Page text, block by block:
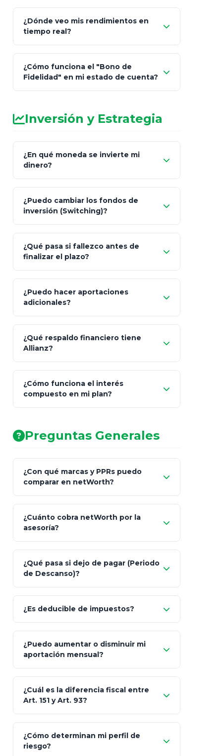
"Link
de Cobro Seguro"
¿Dónde veo mis rendimientos en
tiempo real?
¿Cómo funciona el "Bono de
Fidelidad" en mi estado de cuenta?
Inversión y Estrategia
¿En qué moneda se invierte mi
dinero?
inflación), Dólares o Euros
¿Puedo cambiar los fondos de
inversión (Switching)?
"Switching" (cambio de fondos)
¿Qué pasa si fallezco antes de
finalizar el plazo?
100% a tus
beneficiarios designados
¿Puedo hacer aportaciones
adicionales?
¿Qué respaldo financiero tiene
Allianz?
AA (Muy Fuerte)
¿Cómo funciona el interés
compuesto en mi plan?
Preguntas Generales
¿Con qué marcas y PPRs puedo
comparar en netWorth?
GNP (Proyecta)
Seguros Monterrey
Skandia (Crea)
MetLife (MetaLife)
Prudential
¿Cuánto cobra netWorth por la
asesoría?
¿Qué pasa si dejo de pagar (Periodo
de Descanso)?
¿Es deducible de impuestos?
¿Puedo aumentar o disminuir mi
aportación mensual?
¿Cuál es la diferencia fiscal entre
Art. 151 y Art. 93?
¿Cómo determinan mi perfil de
riesgo?